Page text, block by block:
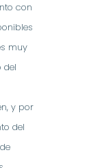
con
muy
del
y por
del